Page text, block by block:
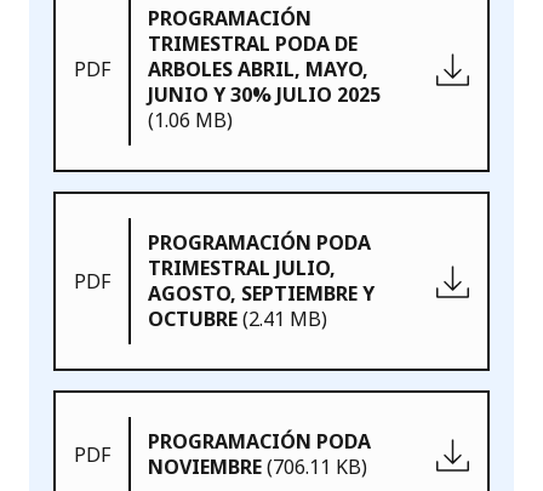
PDF
PROGRAMACIÓN
TRIMESTRAL PODA DE
ARBOLES ABRIL, MAYO,
JUNIO Y 30% JULIO 2025
(1.06 MB)
PDF
PROGRAMACIÓN PODA
TRIMESTRAL JULIO,
AGOSTO, SEPTIEMBRE Y
OCTUBRE(2.41 MB)
PDF
PROGRAMACIÓN PODA
NOVIEMBRE(706.11 KB)